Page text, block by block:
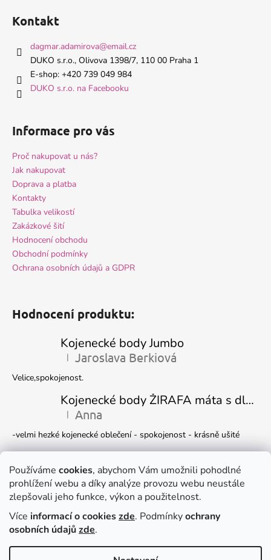
Používáme cookies, abychom Vám umožnili pohodlné
prohlížení webu a díky analýze provozu webu neustále
zlepšovali jeho funkce, výkon a použitelnost.
Více informací o cookieszde. Podmínkyochrany
osobních údajůzde.
Kontakt
dagmar.adamirova@email.cz
DUKO s.r.o., Olivova 1398/7, 110 00 Praha 1
E-shop: +420 739 049 984
DUKO s.r.o. na Facebooku
Informace pro vás
Proč nakupovat u nás?
Jak nakupovat
Doprava a platba
Kontakty
Tabulka velikostí
Zakázkové šití
Hodnocení obchodu
Obchodní podmínky
Ochrana osobních údajů a GDPR
Hodnocení produktu:
Kojenecké body Jumbo
Hodnocení produktu je 5 z 5 hvězdiček.
| Jaroslava Berkiová
Velice,spokojenost.
Kojenecké body ŽIRAFA máta s dlouhým rukávem
Hodnocení produktu je 5 z 5 hvězdiček.
| Anna
-velmi hezké kojenecké oblečení - spokojenost - krásně ušité
Kojenecká čepička DINO
Hodnocení produktu je 5 z 5 hvězdiček.
| Ivana Marková
Krásné
Facebook